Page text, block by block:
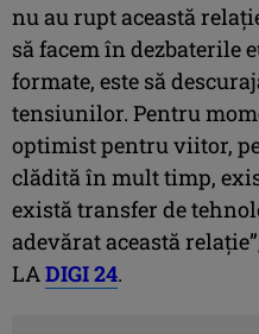
nu au rupt această
să facem în dezbaterile
formate, este să
tensiunilor. Pentru
optimist pentru viitor,
clădită în mult timp,
există transfer de
adevărat această
LADIGI 24.